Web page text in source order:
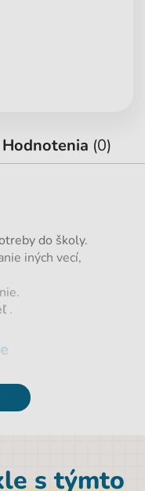
Hodnotenia (0)
do školy.
iných vecí,
.
Papír
s týmto